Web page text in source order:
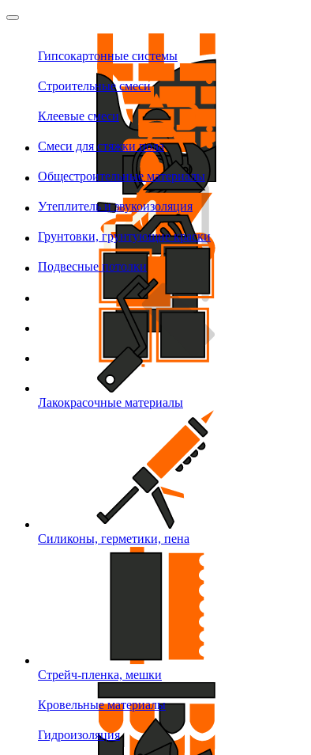
Гипсокартонные системы
Строительные смеси
Клеевые смеси
Смеси для стяжки пола
Общестроительные материалы
Утеплитель и звукоизоляция
Грунтовки, грунтующие краски
Подвесные потолки
Лакокрасочные материалы
Силиконы, герметики, пена
Стрейч-пленка, мешки
Кровельные материалы
Гидроизоляция